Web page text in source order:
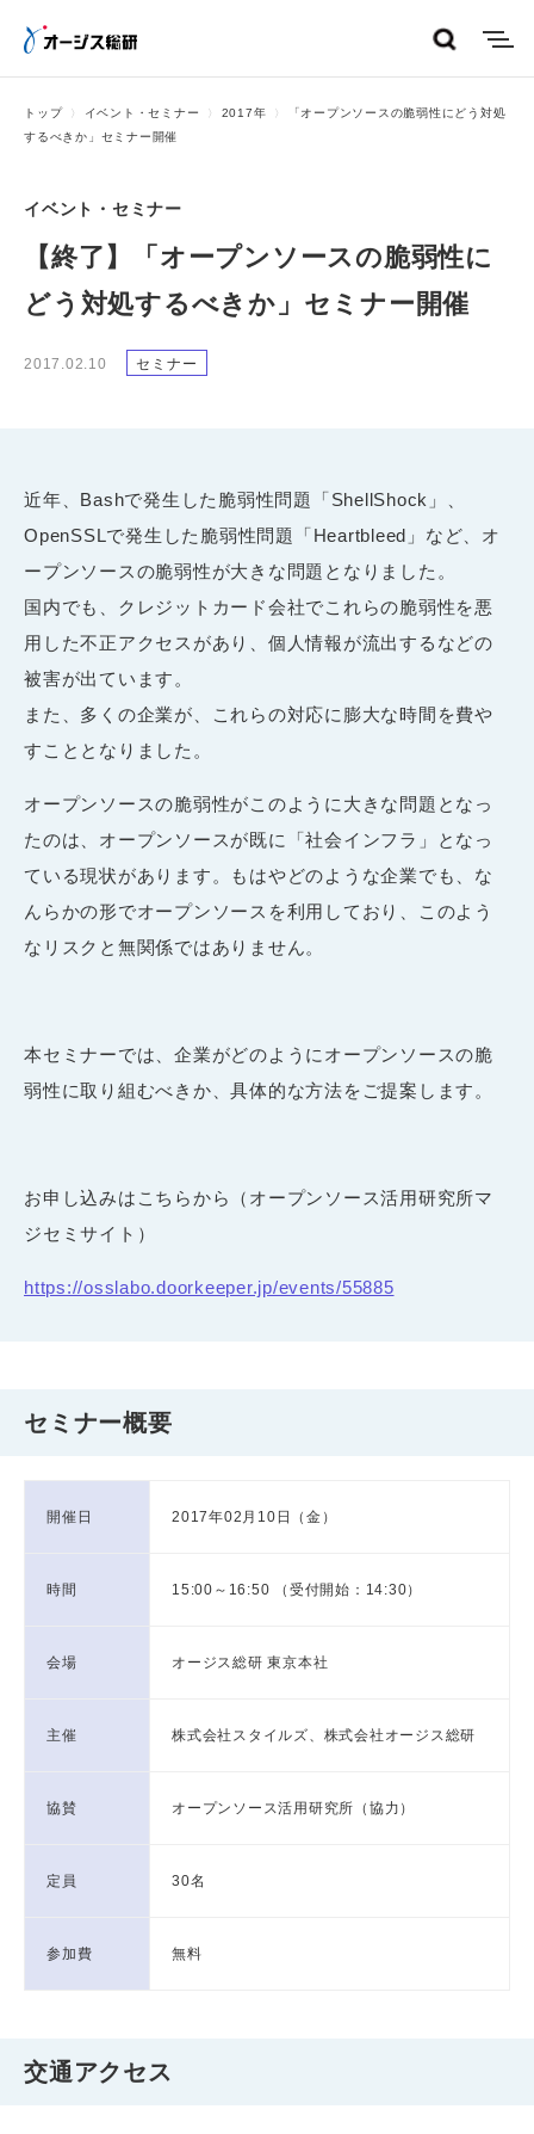
トップ イベント・セミナー 2017年
「オープンソースの脆弱性にどう対処
するべきか」セミナー開催
イベント・セミナー
【終了】「オープンソースの脆弱性に
どう対処するべきか」セミナー開催
2017.02.10 セミナー
近年、Bashで発生した脆弱性問題「ShellShock」、
OpenSSLで発生した脆弱性問題「Heartbleed」など、オ
ープンソースの脆弱性が大きな問題となりました。
国内でも、クレジットカード会社でこれらの脆弱性を悪
用した不正アクセスがあり、個人情報が流出するなどの
被害が出ています。
また、多くの企業が、これらの対応に膨大な時間を費や
すこととなりました。
オープンソースの脆弱性がこのように大きな問題となっ
たのは、オープンソースが既に「社会インフラ」となっ
ている現状があります。もはやどのような企業でも、な
んらかの形でオープンソースを利用しており、このよう
なリスクと無関係ではありません。
本セミナーでは、企業がどのようにオープンソースの脆
弱性に取り組むべきか、具体的な方法をご提案します。
お申し込みはこちらから（オープンソース活用研究所マ
ジセミサイト）
https://osslabo.doorkeeper.jp/events/55885
セミナー概要
開催日 2017年02月10日（金）
時間 15:00～16:50 （受付開始：14:30）
会場 オージス総研 東京本社
主催 株式会社スタイルズ、株式会社オージス総研
協賛 オープンソース活用研究所（協力）
定員 30名
参加費 無料
交通アクセス